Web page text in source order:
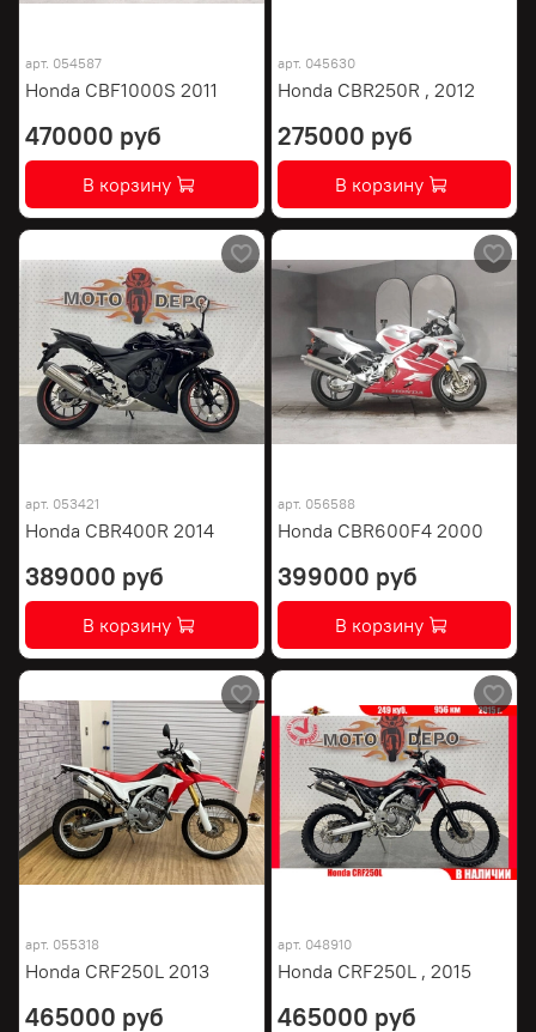
арт. 054587
Honda CBF1000S 2011
470000 руб
В корзину
арт. 045630
Honda CBR250R , 2012
275000 руб
В корзину
арт. 053421
Honda CBR400R 2014
389000 руб
В корзину
арт. 056588
Honda CBR600F4 2000
399000 руб
В корзину
арт. 055318
Honda CRF250L 2013
465000 руб
арт. 048910
Honda CRF250L , 2015
465000 руб